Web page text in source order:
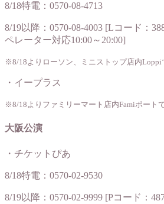
8/18特電：0570-08-4713
8/19以降：0570-08-4003 [Lコード：
ペレーター対応10:00～20:00]
※8/18よりローソン、ミニストップ店内Loppi
・イープラス
※8/18よりファミリーマート店内Famiポート
大阪公演
・チケットぴあ
8/18特電：0570-02-9530
8/19以降：0570-02-9999 [Pコード：